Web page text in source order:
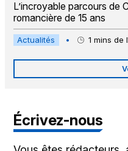
L’incroyable parcours de
romancière de 15 ans
Actualités • 1 mins de
Écrivez-nous